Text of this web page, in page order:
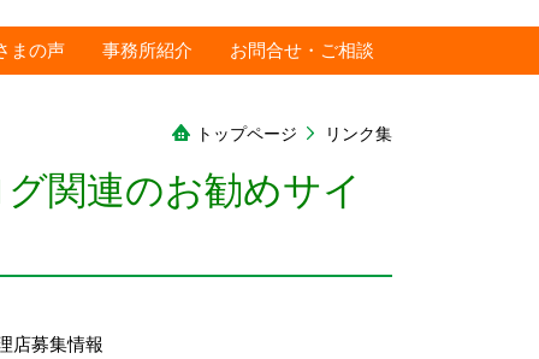
まの声 事務所紹介 お問合せ・ご相談
トップページ リンク集
関連のお勧めサイ
店募集情報